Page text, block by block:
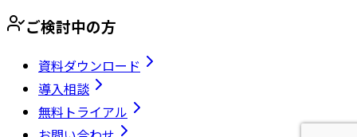
ご検討中の方
資料ダウンロード
導入相談
無料トライアル